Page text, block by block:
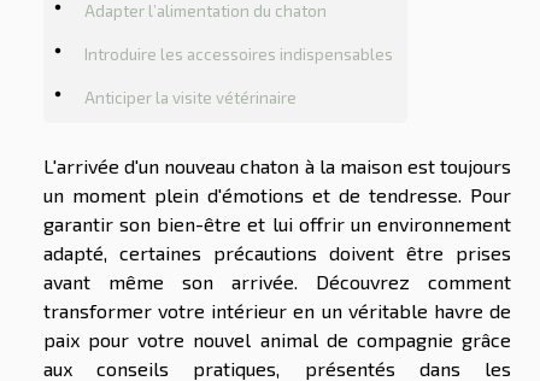
Adapter l’alimentation du chaton
Introduire les accessoires indispensables
Anticiper la visite vétérinaire
L'arrivée d'un nouveau chaton à la maison est toujours
un moment plein d'émotions et de tendresse. Pour
garantir son bien-être et lui offrir un environnement
adapté, certaines précautions doivent être prises
avant même son arrivée. Découvrez comment
transformer votre intérieur en un véritable havre de
paix pour votre nouvel animal de compagnie grâce
aux conseils pratiques, présentés dans les